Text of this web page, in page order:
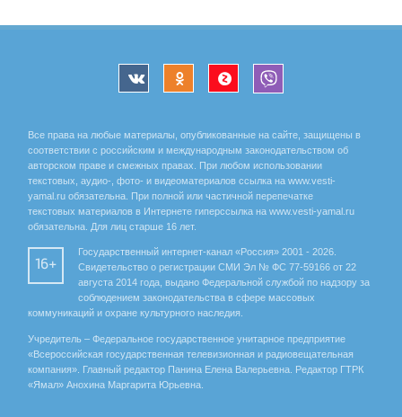
Все права на любые материалы, опубликованные на сайте, защищены в
соответствии с российским и международным законодательством об
авторском праве и смежных правах. При любом использовании
текстовых, аудио-, фото- и видеоматериалов ссылка на www.vesti-
yamal.ru обязательна. При полной или частичной перепечатке
текстовых материалов в Интернете гиперссылка на www.vesti-yamal.ru
обязательна. Для лиц старше 16 лет.
16+
Государственный интернет-канал «Россия» 2001 - 2026.
Свидетельство о регистрации СМИ Эл № ФС 77-59166 от 22
августа 2014 года, выдано Федеральной службой по надзору за
соблюдением законодательства в сфере массовых
коммуникаций и охране культурного наследия.
Учредитель – Федеральное государственное унитарное предприятие
«Всероссийская государственная телевизионная и радиовещательная
компания». Главный редактор Панина Елена Валерьевна. Редактор ГТРК
«Ямал» Анохина Маргарита Юрьевна.